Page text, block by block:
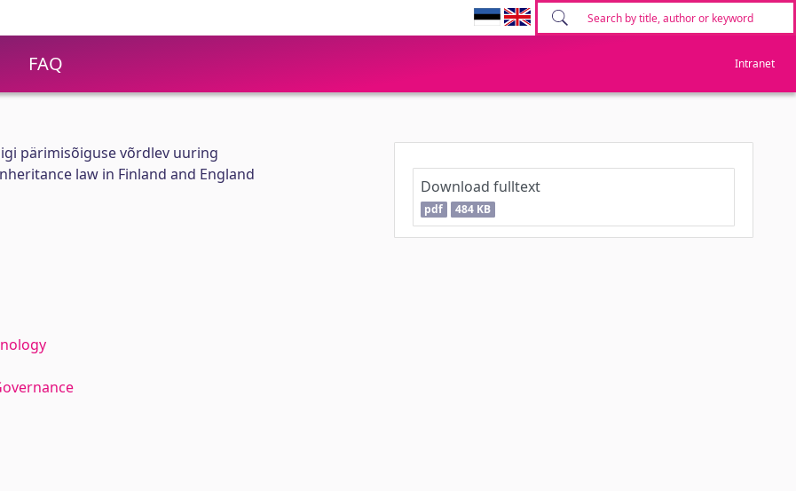
FAQ Intranet
pärimisõiguse võrdlev uuring
law in Finland and England
Download fulltext
pdf 484 KB